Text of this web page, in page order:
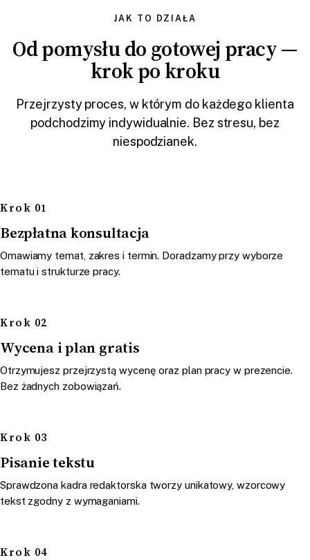
JAK TO DZIAŁA
Od pomysłu do gotowej pracy —
krok po kroku
Przejrzysty proces, w którym do każdego klienta
podchodzimy indywidualnie. Bez stresu, bez
niespodzianek.
Krok 01
Bezpłatna konsultacja
Omawiamy temat, zakres i termin. Doradzamy przy wyborze
tematu i strukturze pracy.
Krok 02
Wycena i plan gratis
Otrzymujesz przejrzystą wycenę oraz plan pracy w prezencie.
Bez żadnych zobowiązań.
Krok 03
Pisanie tekstu
Sprawdzona kadra redaktorska tworzy unikatowy, wzorcowy
tekst zgodny z wymaganiami.
Krok 04